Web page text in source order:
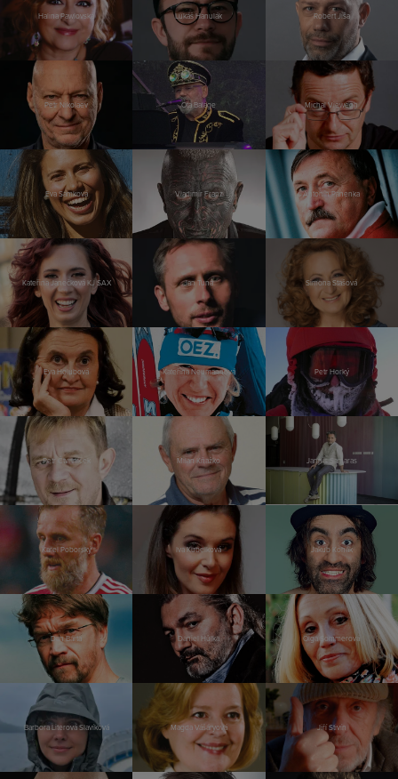
Halina Pawlovská Lukáš Hanulák Robert Jíša
Petr Nikolaev Ota Balage Michal Viewegh
Eva Samková Vladimír Franz Antonín Panenka
Kateřina Janečková KJ SAX Jan Tuna Simona Stašová
Eva Holubová Kateřina Neumannová Petr Horký
Petr Čtvrtníček Milan Kňažko Jannis Samaras
Karel Poborský Iva Kubelková Jakub Kohák
Dan Bárta Daniel Hůlka Olga Sommerová
Barbora Literová Slavíková Magda Vášáryová Jiří Stivín